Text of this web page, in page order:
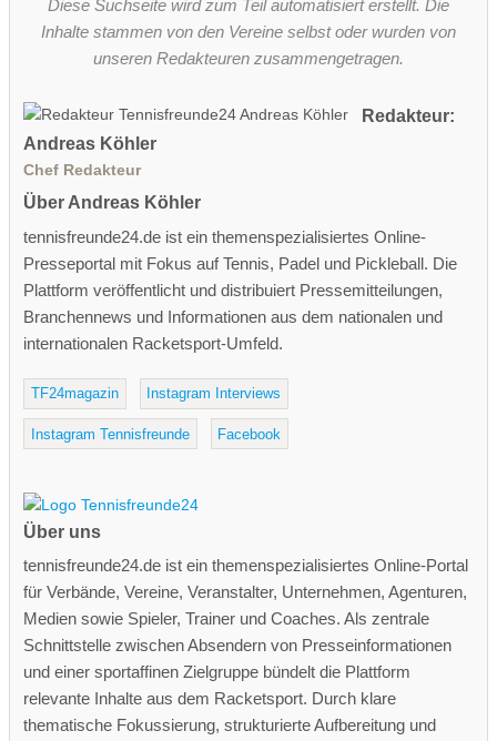
Diese Suchseite wird zum Teil automatisiert erstellt. Die
Inhalte stammen von den Vereine selbst oder wurden von
unseren Redakteuren zusammengetragen.
Redakteur:
Andreas Köhler
Chef Redakteur
Über Andreas Köhler
tennisfreunde24.de ist ein themenspezialisiertes Online-
Presseportal mit Fokus auf Tennis, Padel und Pickleball. Die
Plattform veröffentlicht und distribuiert Pressemitteilungen,
Branchennews und Informationen aus dem nationalen und
internationalen Racketsport-Umfeld.
TF24magazin Instagram Interviews
Instagram Tennisfreunde Facebook
Über uns
tennisfreunde24.de ist ein themenspezialisiertes Online-Portal
für Verbände, Vereine, Veranstalter, Unternehmen, Agenturen,
Medien sowie Spieler, Trainer und Coaches. Als zentrale
Schnittstelle zwischen Absendern von Presseinformationen
und einer sportaffinen Zielgruppe bündelt die Plattform
relevante Inhalte aus dem Racketsport. Durch klare
thematische Fokussierung, strukturierte Aufbereitung und